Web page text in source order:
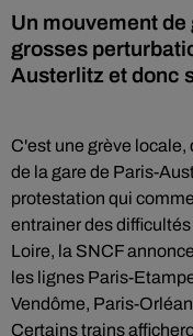
Un mouvement
grosses
Austerlitz et donc
C'est une grève locale,
de la gare de Paris-
protestation qui
entrainer des
Loire, la SNCF
les lignes Paris-
Vendôme, Paris-
Certains trains